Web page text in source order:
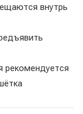
внутрь
рекомендуется